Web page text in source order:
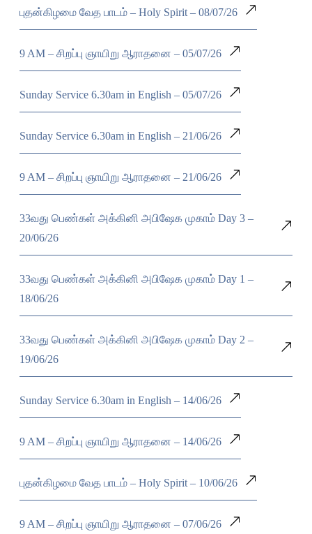
புதன்கிழமை வேத பாடம் – Holy Spirit – 08/07/26
9 AM – சிறப்பு ஞாயிறு ஆராதனை – 05/07/26
Sunday Service 6.30am in English – 05/07/26
Sunday Service 6.30am in English – 21/06/26
9 AM – சிறப்பு ஞாயிறு ஆராதனை – 21/06/26
33வது பெண்கள் அக்கினி அபிஷேக முகாம் Day 3 –
20/06/26
33வது பெண்கள் அக்கினி அபிஷேக முகாம் Day 1 –
18/06/26
33வது பெண்கள் அக்கினி அபிஷேக முகாம் Day 2 –
19/06/26
Sunday Service 6.30am in English – 14/06/26
9 AM – சிறப்பு ஞாயிறு ஆராதனை – 14/06/26
புதன்கிழமை வேத பாடம் – Holy Spirit – 10/06/26
9 AM – சிறப்பு ஞாயிறு ஆராதனை – 07/06/26